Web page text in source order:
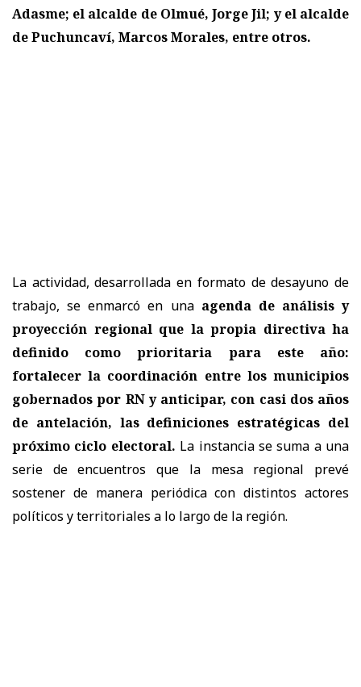
Adasme; el alcalde de Olmué, Jorge Jil; y el alcalde
de Puchuncaví, Marcos Morales, entre otros.
La actividad, desarrollada en formato de desayuno de
trabajo, se enmarcó en unaagenda de análisis y
proyección regional que la propia directiva ha
definido como prioritaria para este año:
fortalecer la coordinación entre los municipios
gobernados por RN y anticipar, con casi dos años
de antelación, las definiciones estratégicas del
próximo ciclo electoral. La instancia se suma a una
serie de encuentros que la mesa regional prevé
sostener de manera periódica con distintos actores
políticos y territoriales a lo largo de la región.